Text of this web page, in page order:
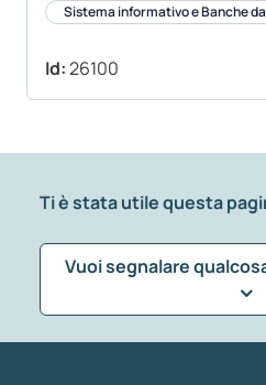
Sistema informativo e Banche
Id:26100
Ti è stata utile questa
Vuoi segnalare